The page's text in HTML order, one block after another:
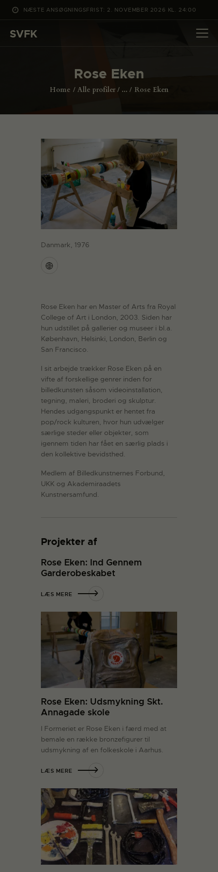
NÆSTE ANSØGNINGSFRIST: 2. NOVEMBER 2026 KL. 24:00
SVFK
Rose Eken
Home Alle profiler ... Rose Eken
DET SKER
ANSØG
ENGLISH
Danmark, 1976
Rose Eken har en Master of Arts fra Royal
College of Art i London, 2003. Siden har
hun udstillet på gallerier og museer i bl.a.
København, Helsinki, London, Berlin og
San Francisco.
I sit arbejde trækker Rose Eken på en
vifte af forskellige genrer inden for
billedkunsten såsom videoinstallation,
tegning, maleri, broderi og skulptur.
Hendes udgangspunkt er hentet fra
pop/rock kulturen, hvor hun udvælger
særlige steder eller objekter, som
igennem tiden har fået en særlig plads i
den kollektive bevidsthed.
Medlem af Billedkunstnernes Forbund,
UKK og Akademiraadets
Kunstnersamfund.
Projekter af
Rose Eken: Ind Gennem
Garderobeskabet
LÆS MERE
Rose Eken: Udsmykning Skt.
Annagade skole
I Formeriet er Rose Eken i færd med at
bemale en række bronzefigurer til
udsmykning af en folkeskole i Aarhus.
LÆS MERE